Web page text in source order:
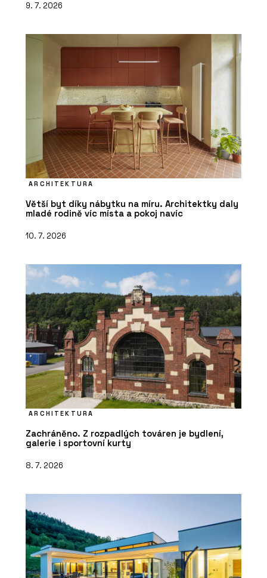
9. 7. 2026
ARCHITEKTURA
Větší byt díky nábytku na míru. Architektky daly
mladé rodině víc místa a pokoj navíc
10. 7. 2026
ARCHITEKTURA
Zachráněno. Z rozpadlých továren je bydlení,
galerie i sportovní kurty
8. 7. 2026